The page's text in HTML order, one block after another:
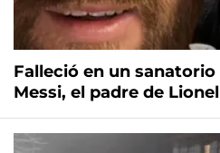
Falleció en un
Messi, el padre de